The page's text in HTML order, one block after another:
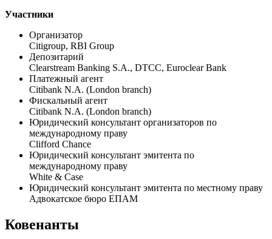
Участники
Организатор
Citigroup, RBI Group
Депозитарий
Clearstream Banking S.A., DTCC, Euroclear Bank
Платежный агент
Citibank N.A. (London branch)
Фискальный агент
Citibank N.A. (London branch)
Юридический консультант организаторов по
международному праву
Clifford Chance
Юридический консультант эмитента по
международному праву
White & Case
Юридический консультант эмитента по местному праву
Адвокатское бюро ЕПАМ
Ковенанты